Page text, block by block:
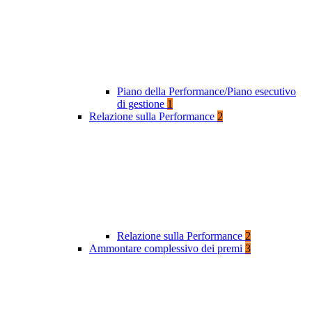
Piano della Performance/Piano esecutivo
di gestione 1
Relazione sulla Performance 2
Relazione sulla Performance 2
Ammontare complessivo dei premi 3